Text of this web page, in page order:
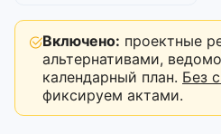
Включено: проектные
альтернативами,
календарный план. Без
фиксируем актами.